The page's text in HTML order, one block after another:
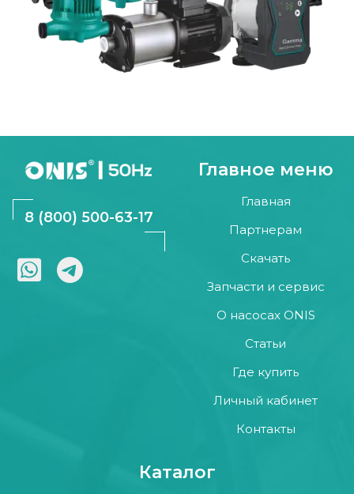
8 (800) 500-63-17
Главное меню
Главная
Партнерам
Скачать
Запчасти и сервис
О насосах ONIS
Статьи
Где купить
Личный кабинет
Контакты
Каталог